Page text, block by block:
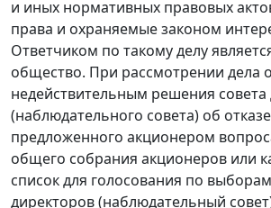
и иных нормативных правовых
права и охраняемые законом
Ответчиком по такому делу
общество. При рассмотрении дела
недействительным решения совета
(наблюдательного совета) об
предложенного акционером
общего собрания акционеров или
список для голосования по
директоров (наблюдательный